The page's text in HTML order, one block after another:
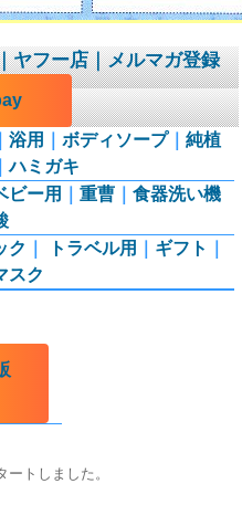
ヤフー店｜メルマガ登録
｜浴用 ｜ボディソープ｜純植
｜ハミガキ
ビー用 ｜重曹 ｜食器洗い機
ク トラベル用 ギフト
スク
トしました。